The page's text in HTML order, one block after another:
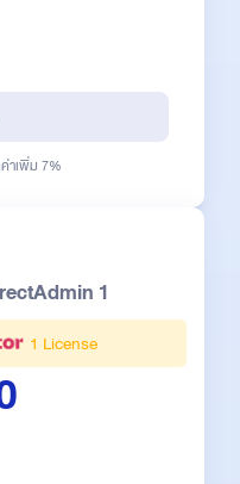
าเพิ่ม 7%
1
1 License